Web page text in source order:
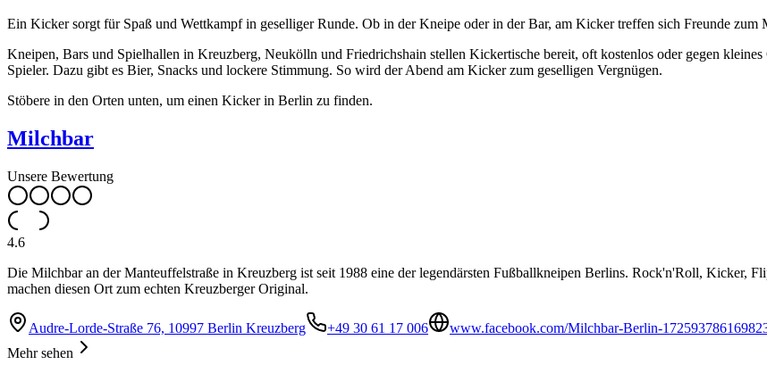
Ein Kicker sorgt für Spaß und Wettkampf in geselliger Runde. Ob in der Kneipe oder in der Bar, am Kicker treffen sich Freunde
Kneipen, Bars und Spielhallen in Kreuzberg, Neukölln und Friedrichshain stellen Kickertische bereit, oft kostenlos oder gegen
Spieler. Dazu gibt es Bier, Snacks und lockere Stimmung. So wird der Abend am Kicker zum geselligen Vergnügen.
Stöbere in den Orten unten, um einen Kicker in Berlin zu finden.
Milchbar
Unsere Bewertung
4.6
Die Milchbar an der Manteuffelstraße in Kreuzberg ist seit 1988 eine der legendärsten Fußballkneipen Berlins. Rock'n'Roll, Kicker,
machen diesen Ort zum echten Kreuzberger Original.
Audre-Lorde-Straße 76, 10997 Berlin Kreuzberg +49 30 61 17 006
www.facebook.com/Milchbar-Berlin-
Mehr sehen